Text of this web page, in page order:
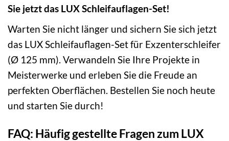
Sie jetzt das LUX Schleifauflagen-Set!
Warten Sie nicht länger und sichern Sie sich jetzt
das LUX Schleifauflagen-Set für Exzenterschleifer
(Ø 125 mm). Verwandeln Sie Ihre Projekte in
Meisterwerke und erleben Sie die Freude an
perfekten Oberflächen. Bestellen Sie noch heute
und starten Sie durch!
FAQ: Häufig gestellte Fragen zum LUX